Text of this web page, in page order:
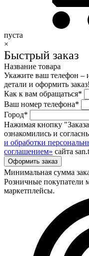
пуста
×
Быстрый заказ
Название товара
Укажите ваш телефон –
детали и оформить заказ!
Как к вам обращаться*
Ваш номер телефона*
Город*
Нажимая кнопку
ознакомились и
и обработки
соглашением» сайта
Минимальная сумма
Розничные покупатели
маркетплейсы.